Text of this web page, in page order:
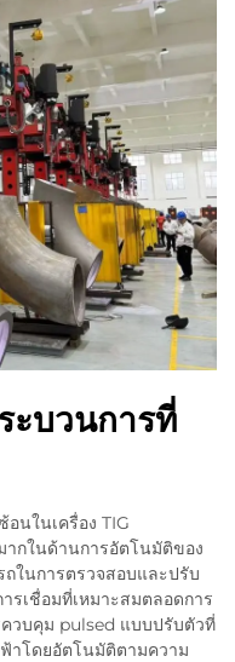
ะบวนการที่
นในเครื่อง TIG
กในด้านการอัตโนมัติของ
ในการตรวจสอบและปรับ
รเชื่อมที่เหมาะสมตลอดการ
วบคุม pulsed แบบปรับตัวที่
าโดยอัตโนมัติตามความ